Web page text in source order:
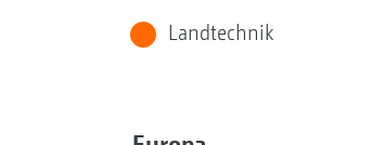
Landtechnik